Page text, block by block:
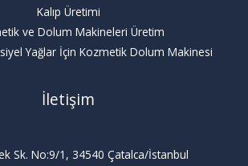
Kalıp Üretimi
ve Dolum Makineleri Üretim
Yağlar İçin Kozmetik Dolum Makinesi
İletişim
Sk. No:9/1, 34540 Çatalca/İstanbul